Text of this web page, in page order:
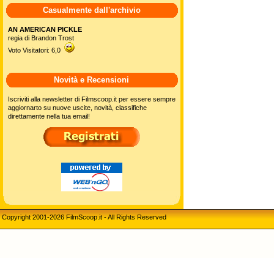
Casualmente dall'archivio
AN AMERICAN PICKLE
regia di Brandon Trost
Voto Visitatori: 6,0
Novità e Recensioni
Iscriviti alla newsletter di Filmscoop.it per essere sempre
aggiornarto su nuove uscite, novità, classifiche
direttamente nella tua email!
Copyright 2001-2026 FilmScoop.it - All Rights Reserved